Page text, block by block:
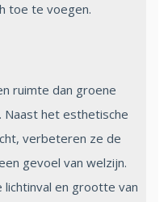
toe te voegen.
ruimte dan groene
Naast het esthetische
verbeteren ze de
gevoel van welzijn.
lichtinval en grootte van